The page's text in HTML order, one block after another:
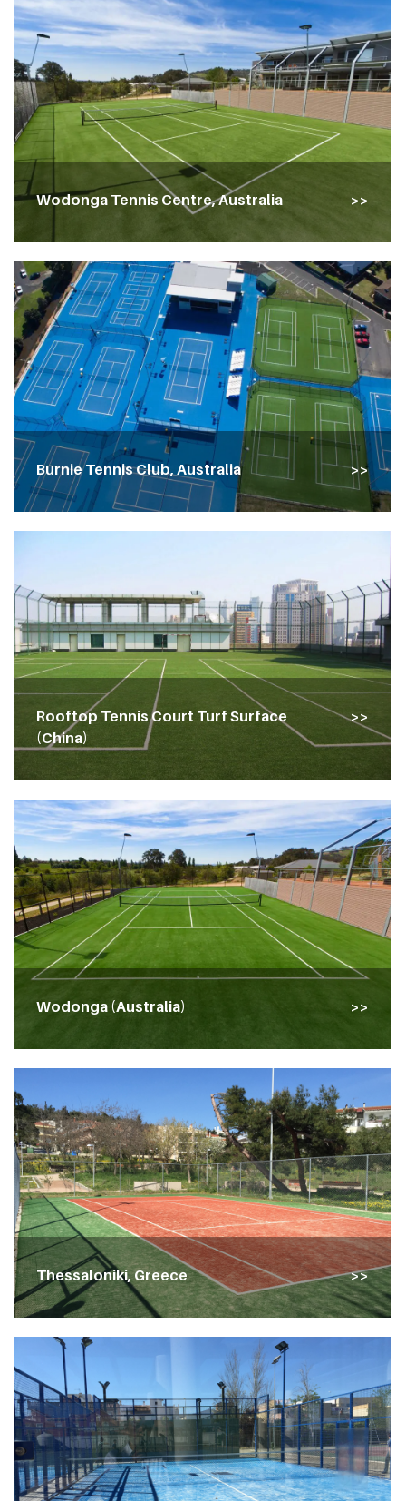
Wodonga Tennis Centre, Australia
Burnie Tennis Club, Australia
Rooftop Tennis Court Turf Surface
(China)
Wodonga (Australia)
Thessaloniki, Greece